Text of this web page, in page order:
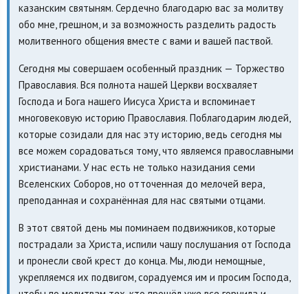
казанским святыням. Сердечно благодарю вас за молитву
обо мне, грешном, и за возможность разделить радость
молитвенного общения вместе с вами и вашей паствой.
Сегодня мы совершаем особенный праздник — Торжество
Православия. Вся полнота нашей Церкви восхваляет
Господа и Бога нашего Иисуса Христа и вспоминает
многовековую историю Православия. Поблагодарим людей,
которые созидали для нас эту историю, ведь сегодня мы
все можем сорадоваться тому, что являемся православными
христианами. У нас есть не только назидания семи
Вселенских Соборов, но отточенная до мелочей вера,
преподанная и сохранённая для нас святыми отцами.
В этот святой день мы поминаем подвижников, которые
пострадали за Христа, испили чашу послушания от Господа
и пронесли свой крест до конца. Мы, люди немощные,
укрепляемся их подвигом, сорадуемся им и просим Господа,